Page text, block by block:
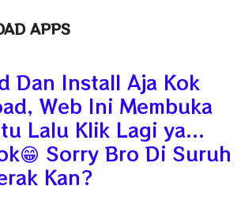
APPS
Dan Install Aja Kok
Web Ini Membuka
Lalu Klik Lagi ya...
Sorry Bro Di Suruh
Kan?